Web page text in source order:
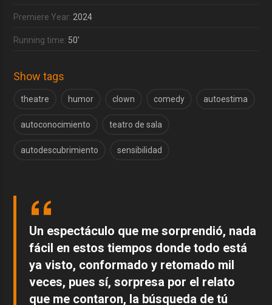
Premiere Year: 2024
Running time: 50'
Show tags
theatre humor clown comedy autoestima
autoconocimiento teatro de sala
autodescubrimiento sensibilidad
Un espectáculo que me sorprendió, nada
fácil en estos tiempos donde todo está
ya visto, conformado y retomado mil
veces, pues sí, sorpresa por el relato
que me contaron, la búsqueda de tú